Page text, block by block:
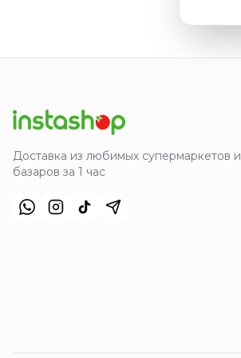
Доставка из любимых супермаркетов и
базаров за 1 час